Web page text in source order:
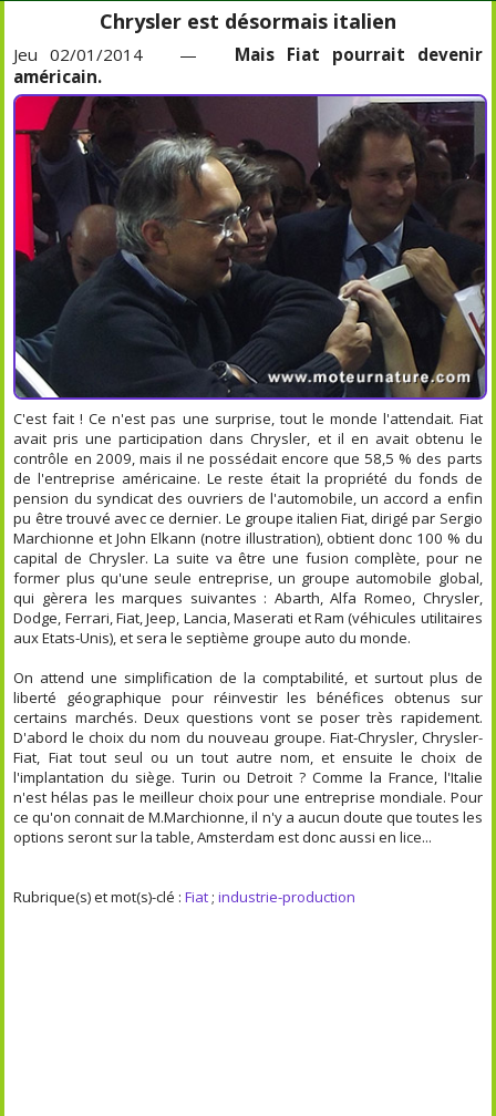
Chrysler est désormais italien
Jeu 02/01/2014 — Mais Fiat pourrait devenir
américain.
C'est fait ! Ce n'est pas une surprise, tout le monde l'attendait. Fiat
avait pris une participation dans Chrysler, et il en avait obtenu le
contrôle en 2009, mais il ne possédait encore que 58,5 % des parts
de l'entreprise américaine. Le reste était la propriété du fonds de
pension du syndicat des ouvriers de l'automobile, un accord a enfin
pu être trouvé avec ce dernier. Le groupe italien Fiat, dirigé par Sergio
Marchionne et John Elkann (notre illustration), obtient donc 100 % du
capital de Chrysler. La suite va être une fusion complète, pour ne
former plus qu'une seule entreprise, un groupe automobile global,
qui gèrera les marques suivantes : Abarth, Alfa Romeo, Chrysler,
Dodge, Ferrari, Fiat, Jeep, Lancia, Maserati et Ram (véhicules utilitaires
aux Etats-Unis), et sera le septième groupe auto du monde.
On attend une simplification de la comptabilité, et surtout plus de
liberté géographique pour réinvestir les bénéfices obtenus sur
certains marchés. Deux questions vont se poser très rapidement.
D'abord le choix du nom du nouveau groupe. Fiat-Chrysler, Chrysler-
Fiat, Fiat tout seul ou un tout autre nom, et ensuite le choix de
l'implantation du siège. Turin ou Detroit ? Comme la France, l'Italie
n'est hélas pas le meilleur choix pour une entreprise mondiale. Pour
ce qu'on connait de M.Marchionne, il n'y a aucun doute que toutes les
options seront sur la table, Amsterdam est donc aussi en lice...
Rubrique(s) et mot(s)-clé :Fiat ;industrie-production